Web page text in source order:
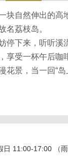
块自然伸出的高
名荔枝岛。
停下来，听听溪
享受一杯午后咖
花景，当一回“岛
日 11:00-17:00 （